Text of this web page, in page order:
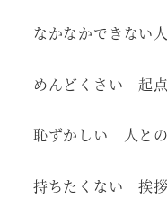
なかなかできない
めんどくさい 起
恥ずかしい 人と
持ちたくない 挨